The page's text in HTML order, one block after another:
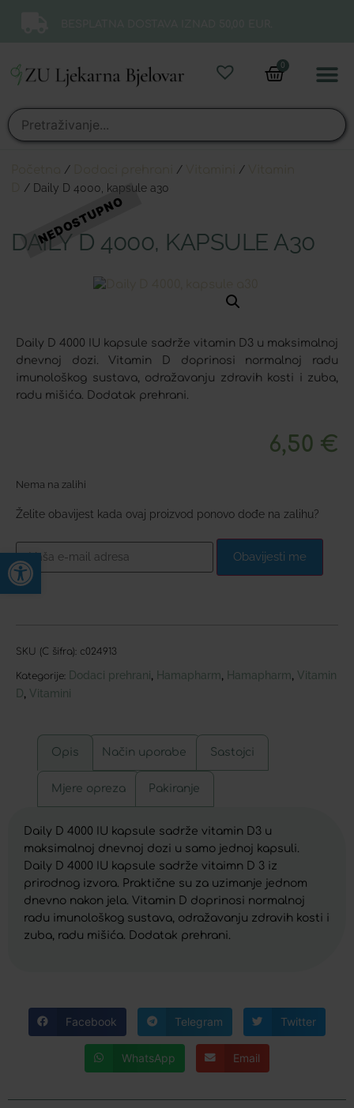
Open toolbar
0
/ / /
/ Daily D 4000, kapsule a30
DAILY D 4000, KAPSULE A30
Daily D 4000 IU kapsule sadrže vitamin D3 u maksimalnoj
dnevnoj dozi. Vitamin D doprinosi normalnoj radu
imunološkog sustava, odražavanju zdravih kosti i zuba,
radu mišića. Dodatak prehrani.
6,50 €
Nema na zalihi
Želite obavijest kada ovaj proizvod ponovo dođe na zalihu?
Obavijesti me
SKU (C šifra): c024913
Kategorije: Dodaci prehrani Hamapharm Hamapharm Vitamin
D Vitamini
Opis Način uporabe Sastojci
Mjere opreza Pakiranje
Daily D 4000 IU kapsule sadrže vitamin D3 u
maksimalnoj dnevnoj dozi u samo jednoj kapsuli.
Daily D 4000 IU kapsule sadrže vitaimn D 3 iz
prirodnog izvora. Praktične su za uzimanje jednom
dnevno nakon jela. Vitamin D doprinosi normalnoj
radu imunološkog sustava, odražavanju zdravih kosti i
zuba, radu mišića. Dodatak prehrani.
Facebook Telegram Twitter
WhatsApp Email